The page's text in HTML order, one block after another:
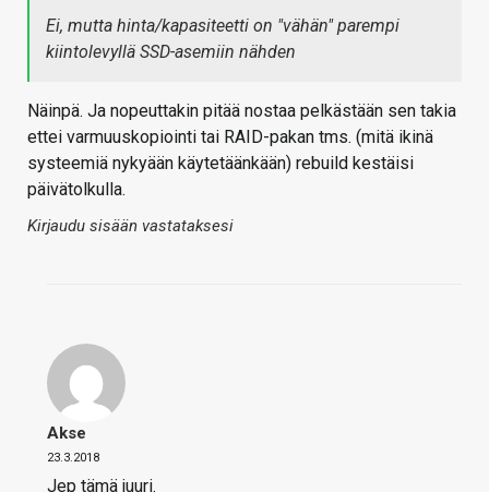
Ei, mutta hinta/kapasiteetti on "vähän" parempi
kiintolevyllä SSD-asemiin nähden
Näinpä. Ja nopeuttakin pitää nostaa pelkästään sen takia
ettei varmuuskopiointi tai RAID-pakan tms. (mitä ikinä
systeemiä nykyään käytetäänkään) rebuild kestäisi
päivätolkulla.
Kirjaudu sisään vastataksesi
Akse
23.3.2018
Jep tämä juuri.